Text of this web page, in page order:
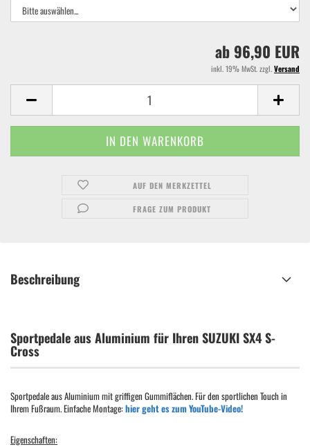
ab 96,90 EUR
inkl. 19% MwSt. zzgl.Versand
AUF DEN MERKZETTEL
FRAGE ZUM PRODUKT
Beschreibung
Sportpedale aus Aluminium für Ihren SUZUKI SX4 S-
Cross
Sportpedale aus Aluminium mit griffigen Gummiflächen. Für den sportlichen Touch in
Ihrem Fußraum. Einfache Montage:hier geht es zum YouTube-Video!
Eigenschaften: